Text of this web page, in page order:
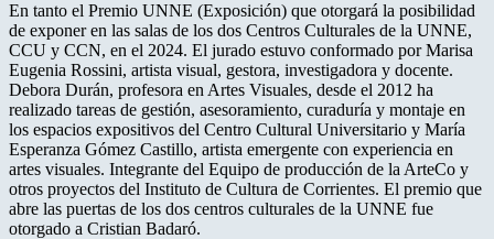
En tanto el Premio UNNE (Exposición) que otorgará la posibilidad
de exponer en las salas de los dos Centros Culturales de la UNNE,
CCU y CCN, en el 2024. El jurado estuvo conformado por Marisa
Eugenia Rossini, artista visual, gestora, investigadora y docente.
Debora Durán, profesora en Artes Visuales, desde el 2012 ha
realizado tareas de gestión, asesoramiento, curaduría y montaje en
los espacios expositivos del Centro Cultural Universitario y María
Esperanza Gómez Castillo, artista emergente con experiencia en
artes visuales. Integrante del Equipo de producción de la ArteCo y
otros proyectos del Instituto de Cultura de Corrientes. El premio que
abre las puertas de los dos centros culturales de la UNNE fue
otorgado a Cristian Badaró.